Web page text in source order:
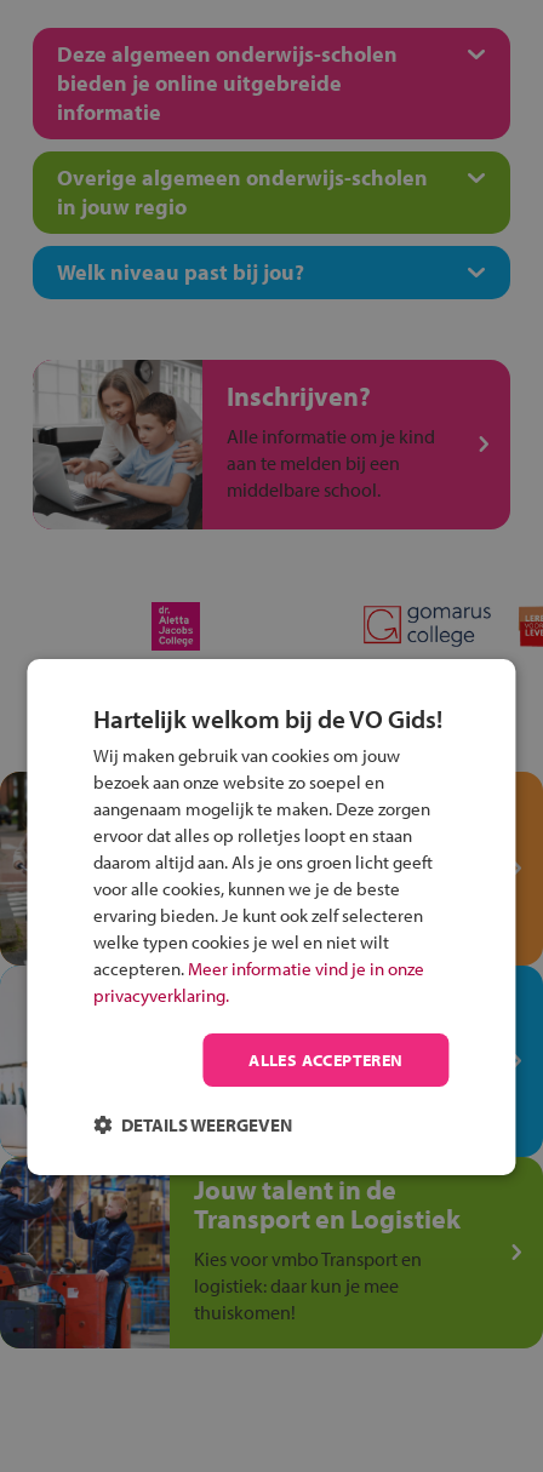
Deze algemeen onderwijs-scholen
bieden je online uitgebreide
informatie
Overige algemeen onderwijs-scholen
in jouw regio
Welk niveau past bij jou?
Inschrijven?
Alle informatie om je kind
aan te melden bij een
middelbare school.
Test je kennis met het
Fiets Veilig
Verkeersspel!
Speel het Fiets Veilig Verkeersspel
en win een Cortina-fiets!
In de winkel ben je op je
plek!
Ontdek via het vmbo jouw talent
op de winkelvloer, waar elke dag
anders is!
Jouw talent in de
Transport en Logistiek
Kies voor vmbo Transport en
logistiek: daar kun je mee
thuiskomen!
Hartelijk welkom bij de VO Gids!
Wij maken gebruik van cookies om jouw
bezoek aan onze website zo soepel en
aangenaam mogelijk te maken. Deze zorgen
ervoor dat alles op rolletjes loopt en staan
daarom altijd aan. Als je ons groen licht geeft
voor alle cookies, kunnen we je de beste
ervaring bieden. Je kunt ook zelf selecteren
welke typen cookies je wel en niet wilt
accepteren. Meer informatie vind je in onze
privacyverklaring.
ALLES ACCEPTEREN
DETAILS WEERGEVEN